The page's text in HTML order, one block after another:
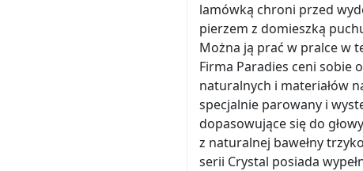
lamówką chroni przed
pierzem z domieszką
Można ją prać w pralce w
Firma Paradies ceni sobie
naturalnych i materiałów
specjalnie parowany i
dopasowujące się do
z naturalnej bawełny
serii Crystal posiada